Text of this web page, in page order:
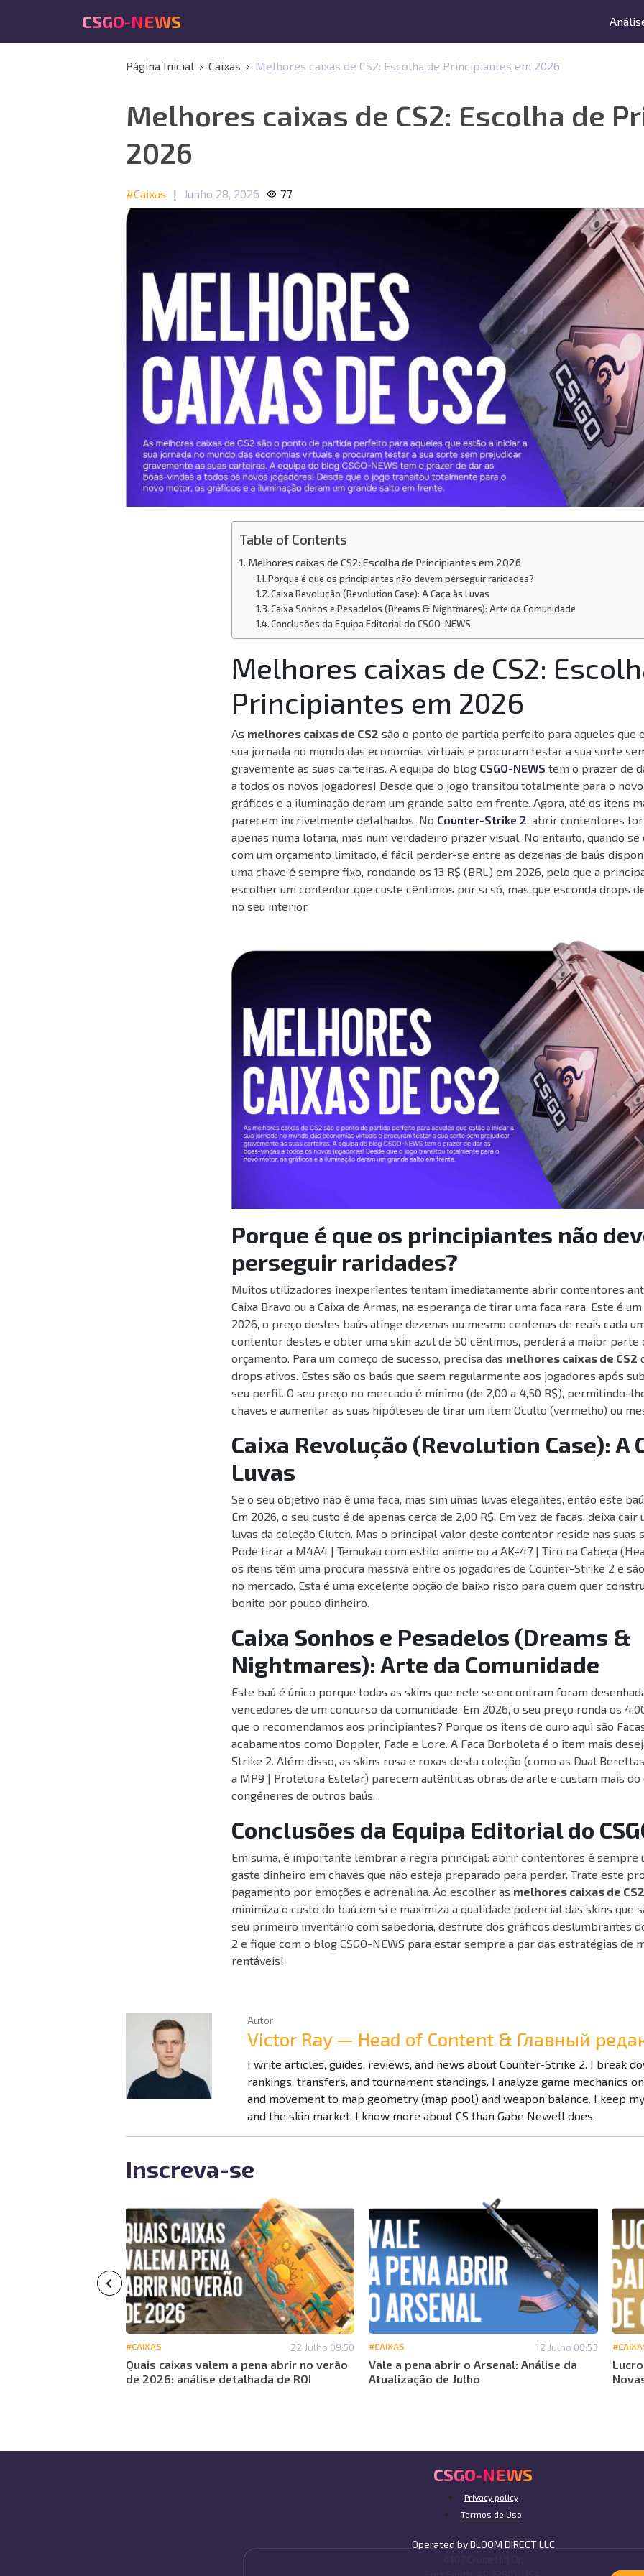
CSGO-NEWS
Página Inicial Caixas Melhores caixas de CS2: Escolha de Principiantes em 2026
Melhores caixas de CS2: Escolha de
2026
#Caixas | Junho 28, 2026 77
Table of Contents
Melhores caixas de CS2: Escolha de Principiantes em 2026
Porque é que os principiantes não devem perseguir raridades?
Caixa Revolução (Revolution Case): A Caça às Luvas
Caixa Sonhos e Pesadelos (Dreams & Nightmares): Arte da Comunidade
Conclusões da Equipa Editorial do CSGO-NEWS
Melhores caixas de CS2:
Principiantes em 2026
As melhores caixas de CS2 são o ponto de partida perfeito para aqueles que
sua jornada no mundo das economias virtuais e procuram testar a sua sorte
gravemente as suas carteiras. A equipa do blog CSGO-NEWS tem o prazer de
a todos os novos jogadores! Desde que o jogo transitou totalmente para o
gráficos e a iluminação deram um grande salto em frente. Agora, até os itens
parecem incrivelmente detalhados. No Counter-Strike 2 , abrir contentores
apenas numa lotaria, mas num verdadeiro prazer visual. No entanto, quando
com um orçamento limitado, é fácil perder-se entre as dezenas de baús
uma chave é sempre fixo, rondando os 13 R$ (BRL) em 2026, pelo que a
escolher um contentor que custe cêntimos por si só, mas que esconda drops
no seu interior.
Porque é que os principiantes não
perseguir raridades?
Muitos utilizadores inexperientes tentam imediatamente abrir contentores
Caixa Bravo ou a Caixa de Armas, na esperança de tirar uma faca rara. Este é
2026, o preço destes baús atinge dezenas ou mesmo centenas de reais cada
contentor destes e obter uma skin azul de 50 cêntimos, perderá a maior parte
orçamento. Para um começo de sucesso, precisa das melhores caixas de CS2
drops ativos. Estes são os baús que saem regularmente aos jogadores após
seu perfil. O seu preço no mercado é mínimo (de 2,00 a 4,50 R$), permitindo-
chaves e aumentar as suas hipóteses de tirar um item Oculto (vermelho) ou
Caixa Revolução (Revolution Case): A
Luvas
Se o seu objetivo não é uma faca, mas sim umas luvas elegantes, então este
Em 2026, o seu custo é de apenas cerca de 2,00 R$. Em vez de facas, deixa cair
luvas da coleção Clutch. Mas o principal valor deste contentor reside nas suas
Pode tirar a M4A4 | Temukau com estilo anime ou a AK-47 | Tiro na Cabeça
os itens têm uma procura massiva entre os jogadores de Counter-Strike 2 e
no mercado. Esta é uma excelente opção de baixo risco para quem quer
bonito por pouco dinheiro.
Caixa Sonhos e Pesadelos (Dreams &
Nightmares): Arte da Comunidade
Este baú é único porque todas as skins que nele se encontram foram
vencedores de um concurso da comunidade. Em 2026, o seu preço ronda os
que o recomendamos aos principiantes? Porque os itens de ouro aqui são
acabamentos como Doppler, Fade e Lore. A Faca Borboleta é o item mais
Strike 2. Além disso, as skins rosa e roxas desta coleção (como as Dual
a MP9 | Protetora Estelar) parecem autênticas obras de arte e custam mais do
congéneres de outros baús.
Conclusões da Equipa Editorial do
Em suma, é importante lembrar a regra principal: abrir contentores é sempre
gaste dinheiro em chaves que não esteja preparado para perder. Trate este
pagamento por emoções e adrenalina. Ao escolher as melhores caixas de CS2
minimiza o custo do baú em si e maximiza a qualidade potencial das skins que
seu primeiro inventário com sabedoria, desfrute dos gráficos deslumbrantes
2 e fique com o blog CSGO-NEWS para estar sempre a par das estratégias de
rentáveis!
Autor
Victor Ray — Head of Content & Главный
I write articles, guides, reviews, and news about Counter-Strike 2. I break
rankings, transfers, and tournament standings. I analyze game mechanics
and movement to map geometry (map pool) and weapon balance. I keep
and the skin market. I know more about CS than Gabe Newell does.
Inscreva-se
#CAIXAS 22 Julho 09:50
Quais caixas valem a pena abrir no verão
de 2026: análise detalhada de ROI
#CAIXAS 12 Julho 08:53
Vale a pena abrir o Arsenal: Análise da
Atualização de Julho
CSGO-NEWS
Privacy policy
Termos de Uso
Operated by BLOOM DIRECT LLC